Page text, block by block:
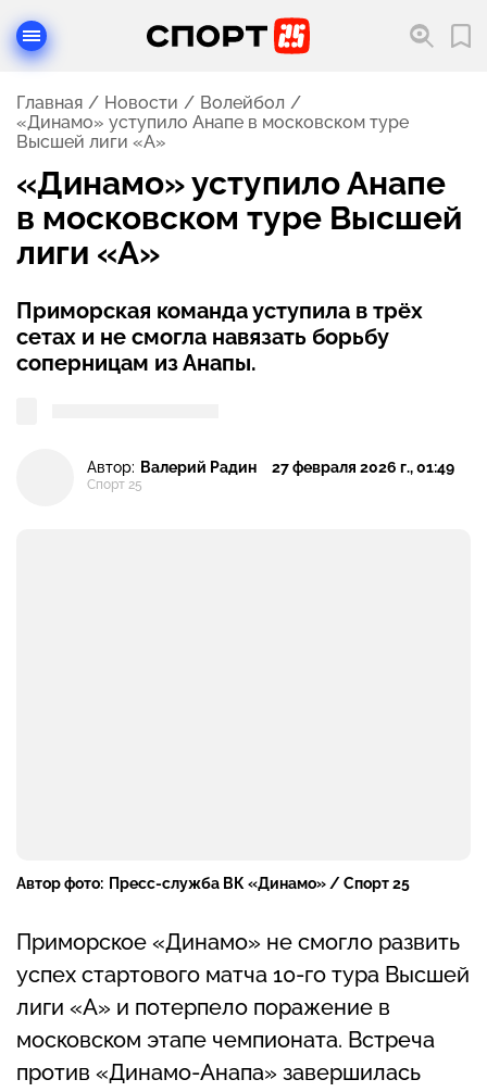
Главная Новости
Волейбол
«Динамо» уступило Анапе в московском туре
Высшей лиги «А»
«Динамо» уступило Анапе
в московском туре Высшей
лиги «А»
Приморская команда уступила в трёх
сетах и не смогла навязать борьбу
соперницам из Анапы.
Автор: Валерий Радин
Спорт 25
27 февраля 2026 г., 01:49
Автор фото: Пресс-служба ВК «Динамо» / Спорт 25
Приморское «Динамо» не смогло развить
успех стартового матча 10-го тура Высшей
лиги «А» и потерпело поражение в
московском этапе чемпионата. Встреча
против «Динамо-Анапа» завершилась